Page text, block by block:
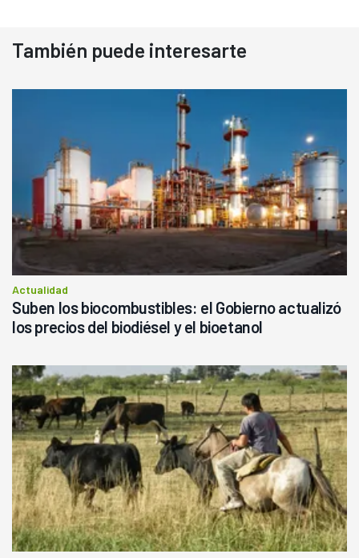
También puede interesarte
Actualidad
Suben los biocombustibles: el Gobierno actualizó
los precios del biodiésel y el bioetanol